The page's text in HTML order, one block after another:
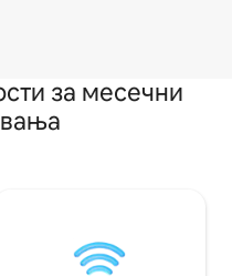
за месечни